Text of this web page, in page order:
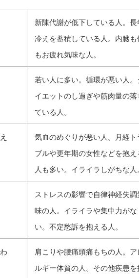
新陳代謝が低下している人。長
冷えを蓄積している人。内臓も
もお疲れ気味な人。
若い人に多い。循環が悪い人。
イエットのし過ぎや筋肉量の落
ている人。
気血のめぐりが悪い人。月経ト
ブルや更年期の女性などを抱え
人も多い。イライラしがちな人
ストレスの影響で自律神経失調
味の人。イライラや集中力がな
い。不定愁訴を抱える人。
肩こりや腰痛頭痛もちの人。ア
ルギー体質の人。その他疾患を